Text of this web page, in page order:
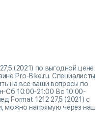
(2021) по выгодной цене
Pro-Bike.ru. Специалисты
на все ваши вопросы по
Сб 10:00-21:00 Вс 10:00-
Format 1212 27,5 (2021) с
можно напрямую через наш